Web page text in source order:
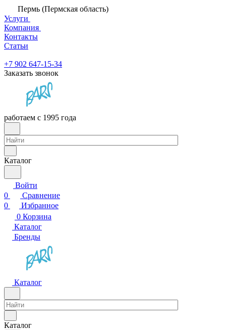
Пермь (Пермская область)
Услуги
Компания
Контакты
Статьи
+7 902 647-15-34
Заказать звонок
работаем с 1995 года
Каталог
Войти
0
Сравнение
0
Избранное
0 Корзина
Каталог
Бренды
Каталог
Каталог